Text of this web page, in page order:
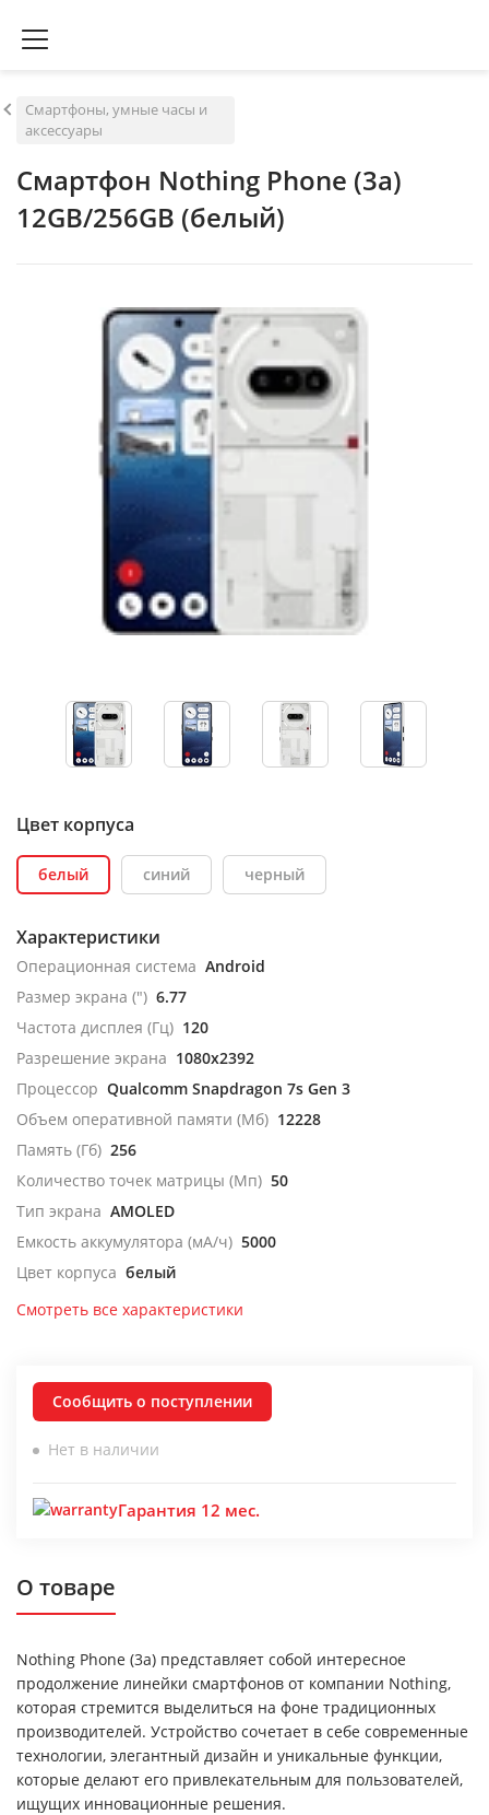
Смартфоны, умные часы и
аксессуары
Смартфон Nothing Phone (3a)
12GB/256GB (белый)
Цвет корпуса
белый синий черный
Характеристики
Операционная система Android
Размер экрана (") 6.77
Частота дисплея (Гц) 120
Разрешение экрана 1080x2392
Процессор Qualcomm Snapdragon 7s Gen 3
Объем оперативной памяти (Мб) 12228
Память (Гб) 256
Количество точек матрицы (Мп) 50
Тип экрана AMOLED
Емкость аккумулятора (мА/ч) 5000
Цвет корпуса белый
Смотреть все характеристики
Сообщить о поступлении
Нет в наличии
Гарантия 12 мес.
О товаре
Nothing Phone (3a) представляет собой интересное
продолжение линейки смартфонов от компании Nothing,
которая стремится выделиться на фоне традиционных
производителей. Устройство сочетает в себе современные
технологии, элегантный дизайн и уникальные функции,
которые делают его привлекательным для пользователей,
ищущих инновационные решения.